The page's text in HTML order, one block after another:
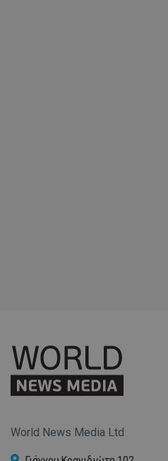
World News Media Ltd